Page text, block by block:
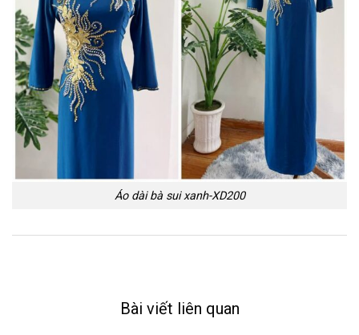
Áo dài bà sui xanh-XD200
Bài viết liên quan